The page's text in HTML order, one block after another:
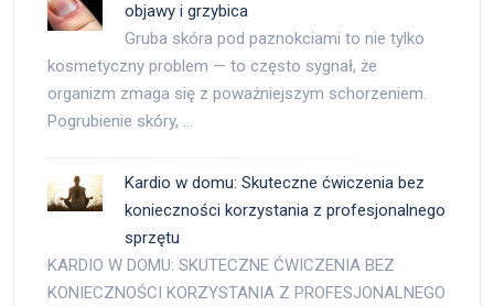
objawy i grzybica
Gruba skóra pod paznokciami to nie tylko
kosmetyczny problem — to często sygnał, że
organizm zmaga się z poważniejszym schorzeniem.
Pogrubienie skóry, …
Kardio w domu: Skuteczne ćwiczenia bez
konieczności korzystania z profesjonalnego
sprzętu
KARDIO W DOMU: SKUTECZNE ĆWICZENIA BEZ
KONIECZNOŚCI KORZYSTANIA Z PROFESJONALNEGO